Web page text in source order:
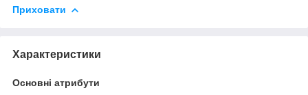
Приховати
Характеристики
Основні атрибути